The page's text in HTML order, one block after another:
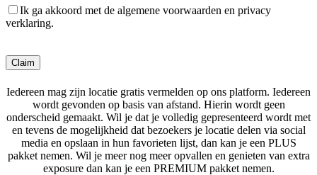
Ik ga akkoord met de algemene voorwaarden en privacy
verklaring.
Iedereen mag zijn locatie gratis vermelden op ons platform. Iedereen
wordt gevonden op basis van afstand. Hierin wordt geen
onderscheid gemaakt. Wil je dat je volledig gepresenteerd wordt met
en tevens de mogelijkheid dat bezoekers je locatie delen via social
media en opslaan in hun favorieten lijst, dan kan je een PLUS
pakket nemen. Wil je meer nog meer opvallen en genieten van extra
exposure dan kan je een PREMIUM pakket nemen.